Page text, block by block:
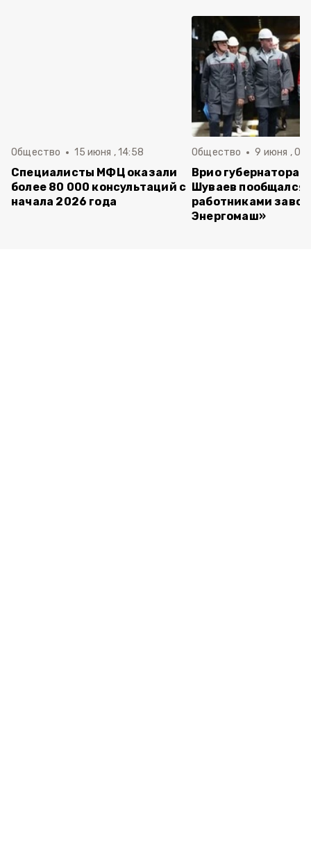
Общество 15 июня , 14:58
Специалисты МФЦ оказали
более 80 000 консультаций с
начала 2026 года
Общество 9 июня ,
Врио губернатора
Шуваев пообщался
работниками
Энергомаш»